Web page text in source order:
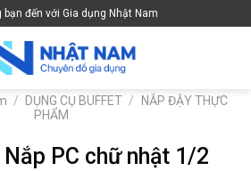
bạn đến với Gia dụng Nhật Nam
/ DỤNG CỤ BUFFET /
NẮP ĐẬY THỰC
PHẨM
Nắp PC chữ nhật 1/2